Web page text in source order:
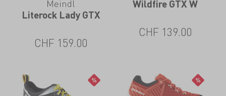
Meindl
Literock Lady GTX
CHF 159.00
Wildfire GTX W
CHF 139.00